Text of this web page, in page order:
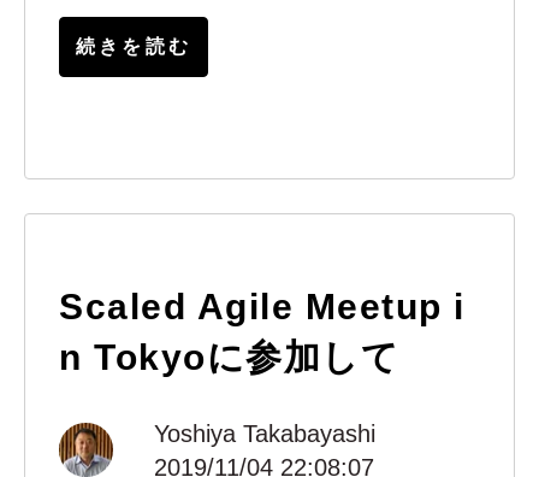
続きを読む
Scaled Agile Meetup i
n Tokyoに参加して
Yoshiya Takabayashi
2019/11/04 22:08:07